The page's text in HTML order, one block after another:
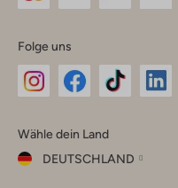
Folge uns
Instagram
Facebook
TikTok
Wähle dein Land
DEUTSCHLAND